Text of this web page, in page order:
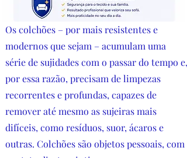
Os colchões – por mais resistentes e
modernos que sejam – acumulam uma
série de sujidades com o passar do tempo e,
por essa razão, precisam de limpezas
recorrentes e profundas, capazes de
remover até mesmo as sujeiras mais
difíceis, como resíduos, suor, ácaros e
outras. Colchões são objetos pessoais, com